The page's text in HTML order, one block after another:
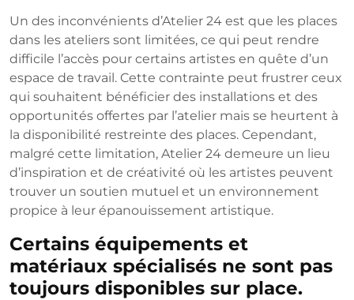
Un des inconvénients d’Atelier 24 est que les places
dans les ateliers sont limitées, ce qui peut rendre
difficile l’accès pour certains artistes en quête d’un
espace de travail. Cette contrainte peut frustrer ceux
qui souhaitent bénéficier des installations et des
opportunités offertes par l’atelier mais se heurtent à
la disponibilité restreinte des places. Cependant,
malgré cette limitation, Atelier 24 demeure un lieu
d’inspiration et de créativité où les artistes peuvent
trouver un soutien mutuel et un environnement
propice à leur épanouissement artistique.
Certains équipements et
matériaux spécialisés ne sont pas
toujours disponibles sur place.